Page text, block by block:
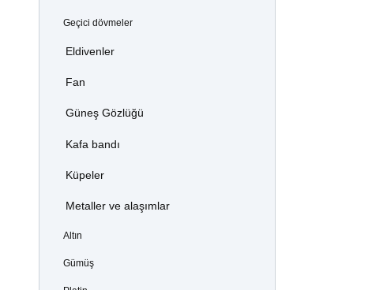
Geçici dövmeler
Eldivenler
Fan
Güneş Gözlüğü
Kafa bandı
Küpeler
Metaller ve alaşımlar
Altın
Gümüş